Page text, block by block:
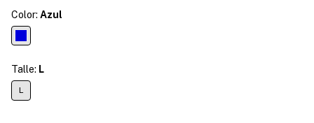
Color: Azul
Talle: L
L